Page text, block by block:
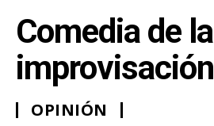
Comedia de la
improvisación
OPINIÓN